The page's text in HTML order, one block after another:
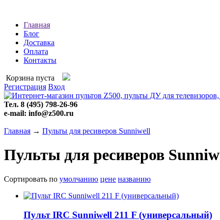
Главная
Блог
Доставка
Оплата
Контакты
Корзина пуста
Регистрация Вход
Тел. 8 (495) 798-26-96
e-mail: info@z500.ru
Главная → Пульты для ресиверов Sunniwell
Пульты для ресиверов
Сортировать по умолчанию цене названию
Пульт IRC Sunniwell 211 F (универсальный)